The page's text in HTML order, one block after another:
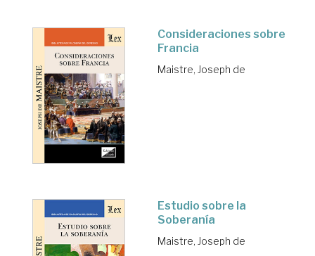
Consideraciones sobre
Francia
Maistre, Joseph de
Estudio sobre la
Soberanía
Maistre, Joseph de